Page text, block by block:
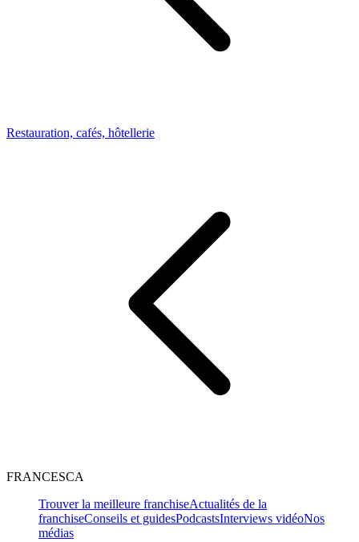
Restauration, cafés, hôtellerie
FRANCESCA
Trouver la meilleure franchiseActualités de la
franchiseConseils et guidesPodcastsInterviews vidéoNos
médias